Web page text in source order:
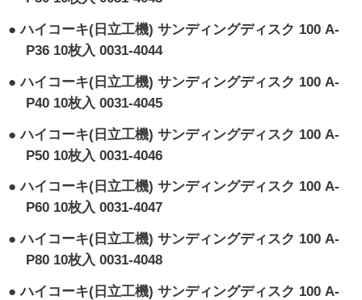
ハイコーキ(日立工機) サンディングディスク 100 A-
P36 10枚入 0031-4044
ハイコーキ(日立工機) サンディングディスク 100 A-
P40 10枚入 0031-4045
ハイコーキ(日立工機) サンディングディスク 100 A-
P50 10枚入 0031-4046
ハイコーキ(日立工機) サンディングディスク 100 A-
P60 10枚入 0031-4047
ハイコーキ(日立工機) サンディングディスク 100 A-
P80 10枚入 0031-4048
ハイコーキ(日立工機) サンディングディスク 100 A-